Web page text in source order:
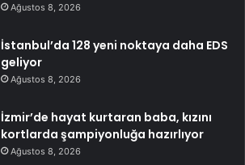
Ağustos 8, 2026
İstanbul’da 128 yeni noktaya daha EDS
geliyor
Ağustos 8, 2026
İzmir’de hayat kurtaran baba, kızını
kortlarda şampiyonluğa hazırlıyor
Ağustos 8, 2026